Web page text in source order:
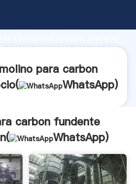
producción, fuerza de
proveedor crea el valor
para carbon
WhatsApp)
carbon fundente
WhatsApp)